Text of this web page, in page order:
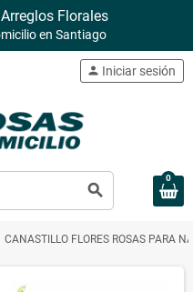
Florales
en Santiago
search
person Iniciar sesión
0
CANASTILLO FLORES ROSAS PARA